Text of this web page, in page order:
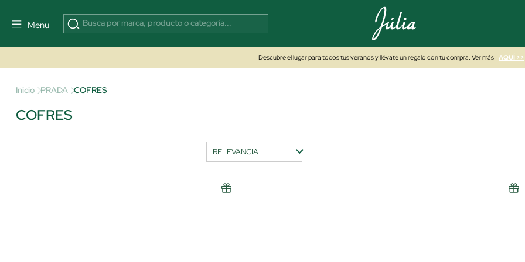
Menu
Descubre el lugar para todos tus veranos y llévate un regalo con tu compra. Ver más AQUÍ >>
Inicio PRADA COFRES
COFRES